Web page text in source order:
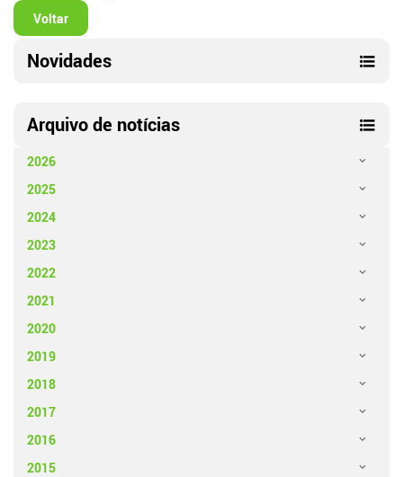
Voltar
Novidades
Arquivo de notícias
2026
2025
2024
2023
2022
2021
2020
2019
2018
2017
2016
2015